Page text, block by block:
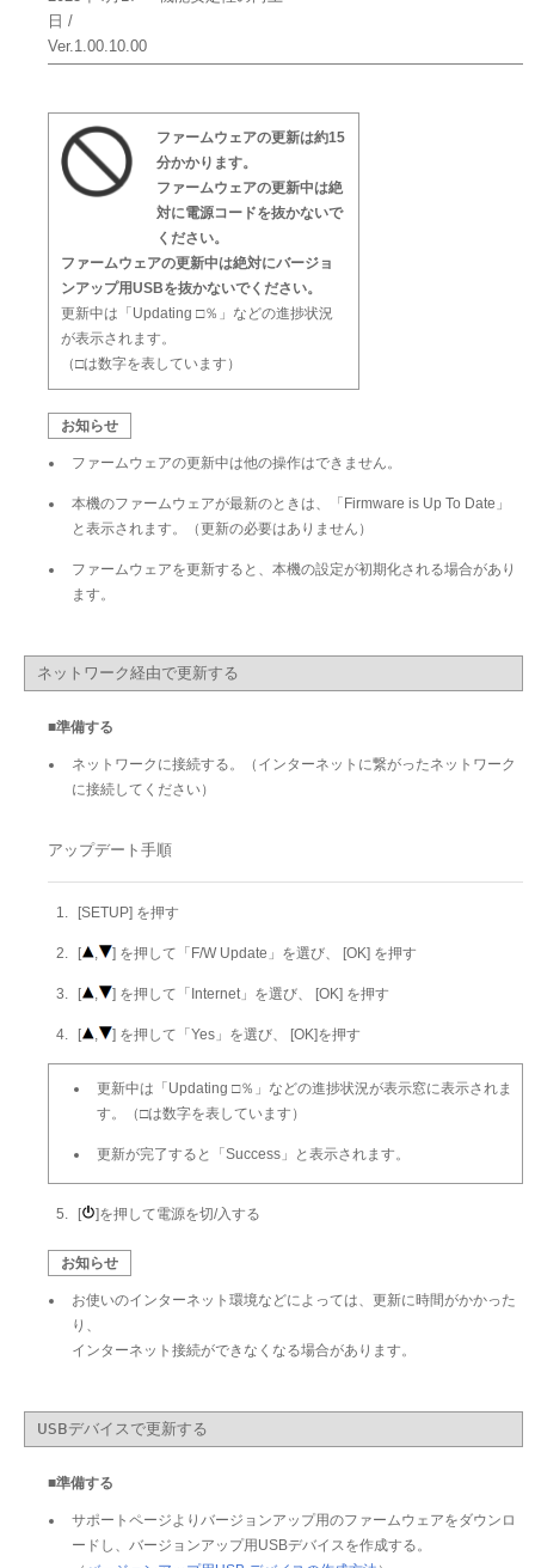
日 /
Ver.1.00.10.00
ファームウェアの更新は約15
分かかります。
ファームウェアの更新中は絶
対に電源コードを抜かないで
ください。
ファームウェアの更新中は絶対にバージョ
ンアップ用USBを抜かないでください。
更新中は「Updating □％」などの進捗状況
が表示されます。
（□は数字を表しています）
お知らせ
ファームウェアの更新中は他の操作はできません。
本機のファームウェアが最新のときは、「Firmware is Up To Date」
と表示されます。（更新の必要はありません）
ファームウェアを更新すると、本機の設定が初期化される場合があり
ます。
ネットワーク経由で更新する
■準備する
ネットワークに接続する。（インターネットに繋がったネットワーク
に接続してください）
アップデート手順
[SETUP] を押す
[ , ] を押して「F/W Update」を選び、 [OK] を押す
[ , ] を押して「Internet」を選び、 [OK] を押す
[ , ] を押して「Yes」を選び、 [OK]を押す
更新中は「Updating □％」などの進捗状況が表示窓に表示されま
す。（□は数字を表しています）
更新が完了すると「Success」と表示されます。
[ ]を押して電源を切/入する
お知らせ
お使いのインターネット環境などによっては、更新に時間がかかった
り、
インターネット接続ができなくなる場合があります。
USBデバイスで更新する
■準備する
サポートページよりバージョンアップ用のファームウェアをダウンロ
ードし、バージョンアップ用USBデバイスを作成する。